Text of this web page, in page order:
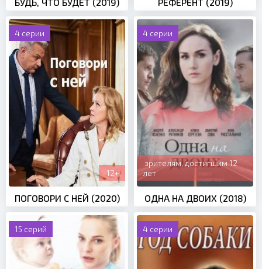
4 серии
12+
ПОГОВОРИ С НЕЙ (2020)
4 серии
зрителям, достигшим 12
лет
ОДНА НА ДВОИХ (2018)
15 серий 4 серии